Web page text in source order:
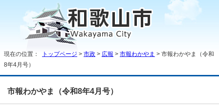
現在の位置： トップページ > 市政 > 広報 > 市報わかやま > 市報わかやま（令和
8年4月号）
市報わかやま（令和8年4月号）